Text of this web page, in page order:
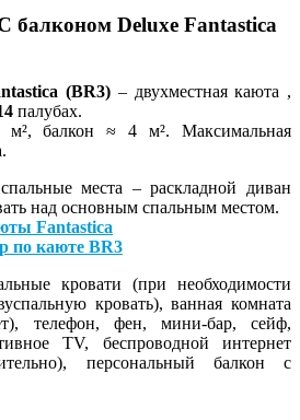
балконом Deluxe Fantastica
(BR3) – двухместная каюта ,
палубах.
балкон ≈ 4 м². Максимальная
места – раскладной диван
над основным спальным местом.
Fantastica
по каюте BR3
кровати (при необходимости
кровать), ванная комната
телефон, фен, мини-бар, сейф,
TV, беспроводной интернет
персональный балкон с